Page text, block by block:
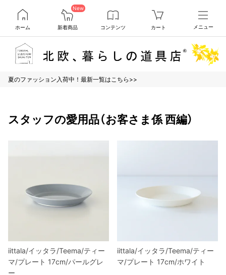
ホーム
New
新着商品 コンテンツ カート メニュー
夏のファッション入荷中！最新一覧はこちら>>
スタッフの愛用品（お客さま係 西編）
iittala/イッタラ/Teema/ティー
マ/プレート 17cm/パールグレ
ー
iittala/イッタラ/Teema/ティー
マ/プレート 17cm/ホワイト